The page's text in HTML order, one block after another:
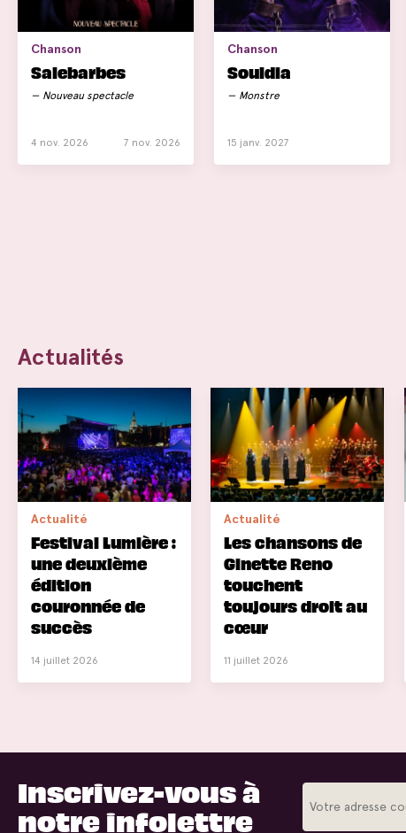
Chanson
Salebarbes
Nouveau spectacle
4 nov. 2026 7 nov. 2026
Chanson
Souldia
Monstre
15 janv. 2027
Actualités
Actualité
Festival Lumière :
une deuxième
édition
couronnée de
succès
14 juillet 2026
Actualité
Les chansons de
Ginette Reno
touchent
toujours droit au
cœur
11 juillet 2026
Inscrivez-vous à
notre infolettre